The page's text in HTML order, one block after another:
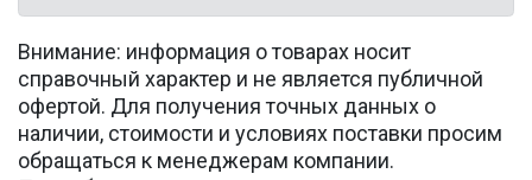
Внимание: информация о товарах носит
справочный характер и не является публичной
офертой. Для получения точных данных о
наличии, стоимости и условиях поставки просим
обращаться к менеджерам компании.